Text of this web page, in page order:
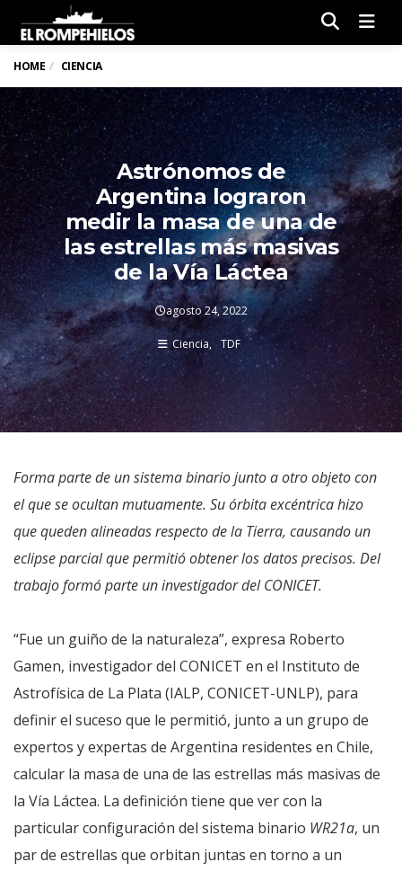
HOME CIENCIA
Astrónomos de
Argentina lograron
medir la masa de una de
las estrellas más masivas
de la Vía Láctea
agosto 24, 2022
Ciencia TDF
Forma parte de un sistema binario junto a otro objeto con
el que se ocultan mutuamente. Su órbita excéntrica hizo
que queden alineadas respecto de la Tierra, causando un
eclipse parcial que permitió obtener los datos precisos. Del
trabajo formó parte un investigador del CONICET.
“Fue un guiño de la naturaleza”, expresa Roberto
Gamen, investigador del CONICET en el Instituto de
Astrofísica de La Plata (IALP, CONICET-UNLP), para
definir el suceso que le permitió, junto a un grupo de
expertos y expertas de Argentina residentes en Chile,
calcular la masa de una de las estrellas más masivas de
la Vía Láctea. La definición tiene que ver con la
particular configuración del sistema binario WR21a, un
par de estrellas que orbitan juntas en torno a un